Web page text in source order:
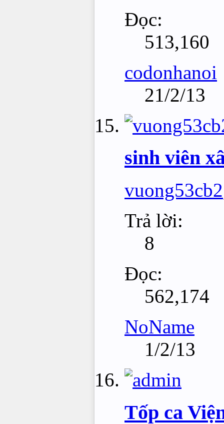
Đọc:
513,160
codonhanoi
21/2/13
sinh viên
vuong53cb2
Trả lời:
8
Đọc:
562,174
NoName
1/2/13
Tốp ca